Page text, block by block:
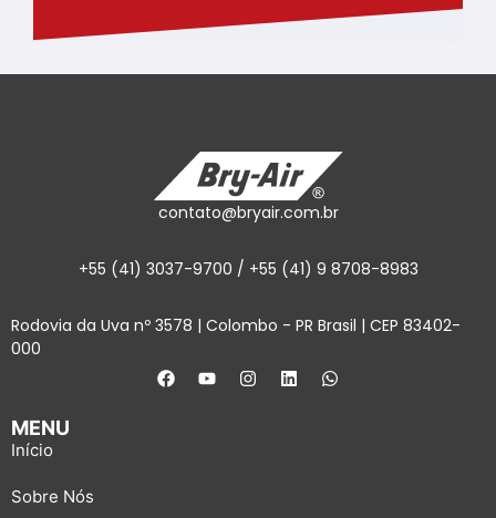
contato@bryair.com.br
+55 (41) 3037-9700 / +55 (41) 9 8708-8983
Rodovia da Uva nº 3578 | Colombo - PR Brasil | CEP 83402-
000
Início
Sobre Nós
MENU